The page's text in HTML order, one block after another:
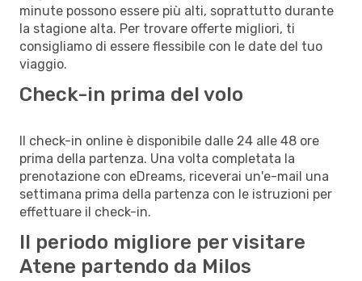
minute possono essere più alti, soprattutto durante
la stagione alta. Per trovare offerte migliori, ti
consigliamo di essere flessibile con le date del tuo
viaggio.
Check-in prima del volo
Il check-in online è disponibile dalle 24 alle 48 ore
prima della partenza. Una volta completata la
prenotazione con eDreams, riceverai un'e-mail una
settimana prima della partenza con le istruzioni per
effettuare il check-in.
Il periodo migliore per visitare
Atene partendo da Milos